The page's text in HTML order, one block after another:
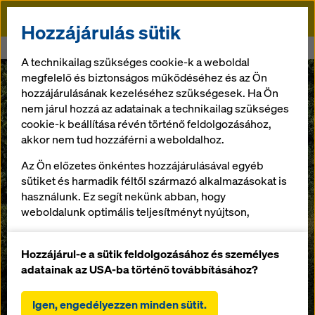
Doka
Együttes erővel az éghajlat védelméért
Hozzájárulás sütik
A technikailag szükséges cookie-k a weboldal
megfelelő és biztonságos működéséhez és az Ön
hozzájárulásának kezeléséhez szükségesek. Ha Ön
nem járul hozzá az adatainak a technikailag szükséges
cookie-k beállítása révén történő feldolgozásához,
akkor nem tud hozzáférni a weboldalhoz.
Az Ön előzetes önkéntes hozzájárulásával egyéb
sütiket és harmadik féltől származó alkalmazásokat is
használunk. Ez segít nekünk abban, hogy
weboldalunk optimális teljesítményt nyújtson,
a weboldalunk funkcionalitásának folyamatos
javítása (funkcionális és statisztikai sütik),
folyamat zökkenőmentes lebonyolításának
Hozzájárul-e a sütik feldolgozásához és személyes
adatainak az USA-ba történő továbbításához?
Igen, engedélyezzen minden sütit.